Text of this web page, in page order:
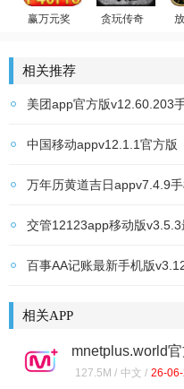
赢万元奖
贪玩传奇
相关推荐
美团app官方版v12.60.203
中国移动appv12.1.1官方版
万年历黄道吉日appv7.4.9
交管12123app移动版v3.5.3
百事AA记账最新手机版
相关APP
mnetplus.world
127.5M / 中文 / 26-